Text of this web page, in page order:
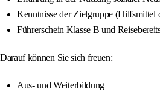
Kenntnisse der Zielgruppe (Hilfsmittel
Führerschein Klasse B und
Darauf können Sie sich freuen:
Aus- und Weiterbildung